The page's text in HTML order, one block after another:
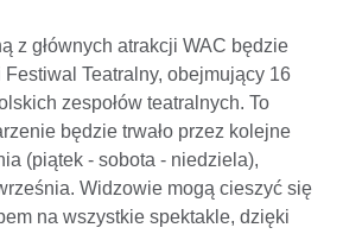
z głównych atrakcji WAC będzie
Teatralny, obejmujący 16
zespołów teatralnych. To
będzie trwało przez kolejne
(piątek - sobota - niedziela),
Widzowie mogą cieszyć się
na wszystkie spektakle, dzięki